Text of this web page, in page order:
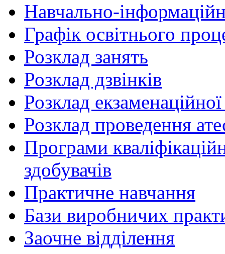
Навчально-
Графік освітнього
Розклад занять
Розклад дзвінків
Розклад екзаменаційної
Розклад проведення
Програми
здобувачів
Практичне навчання
Бази виробничих
Заочне відділення